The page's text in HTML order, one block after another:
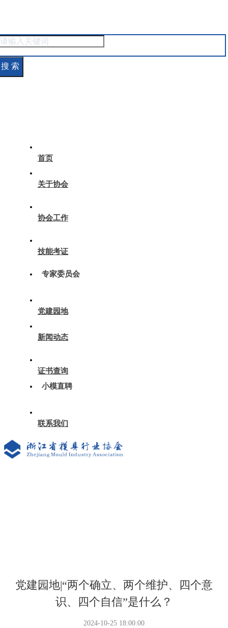
搜 索
首页
关于协会
协会工作
技能考证
专家委员会
党建园地
新闻动态
证书查询
小模直聘
联系我们
党建园地|“两个确立、两个维护、四个意
识、四个自信”是什么？
2024-10-25 18:00:00